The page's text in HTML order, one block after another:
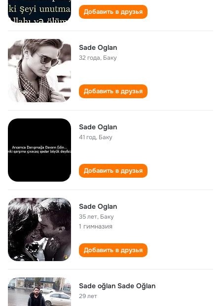
Добавить в друзья
Sade Oglan
32 года, Баку
Добавить в друзья
Sade Oglan
41 год, Баку
Добавить в друзья
Sade Oglan
35 лет, Баку
1 гимназия
Добавить в друзья
Sade oğlan Sade Oğlan
29 лет